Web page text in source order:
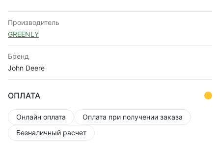
Производитель
GREENLY
Бренд
John Deere
ОПЛАТА
Онлайн оплата
Оплата при получении заказа
Безналичный расчет